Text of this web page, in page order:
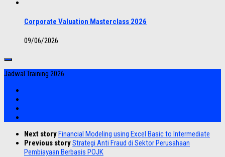
Corporate Valuation Masterclass 2026
09/06/2026
Jadwal Training 2026
Next storyFinancial Modeling using Excel Basic to Intermediate
Previous storyStrategi Anti Fraud di Sektor Perusahaan
Pembiayaan Berbasis POJK